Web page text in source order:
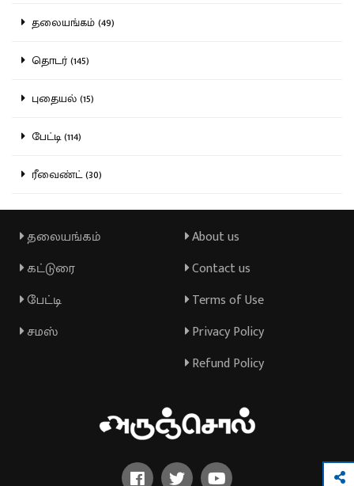
தலையங்கம் (49)
தொடர் (145)
புதையல் (15)
பேட்டி (114)
ரீவைண்ட் (30)
தலையங்கம்
கட்டுரை
பேட்டி
சமஸ்
About us
Contact us
Terms of Use
Privacy Policy
Refund Policy